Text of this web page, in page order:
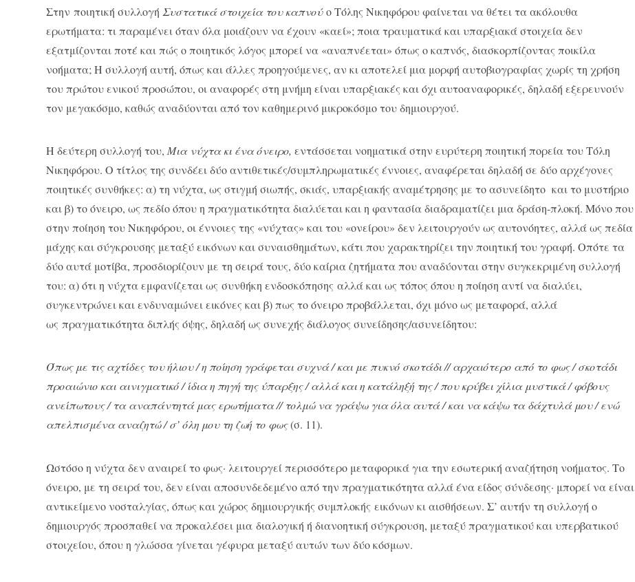
Στην ποιητική συλλογή Συστατικά στοιχεία του καπνούο Τόλης Νικηφόρου φαίνεται να θέτει τα ακόλουθα
ερωτήματα: τι παραμένει όταν όλα μοιάζουν να έχουν «καεί»; ποια τραυματικά και υπαρξιακά στοιχεία δεν
εξατμίζονται ποτέ και πώς ο ποιητικός λόγος μπορεί να «αναπνέεται» όπως ο καπνός, διασκορπίζοντας ποικίλα
νοήματα; Η συλλογή αυτή, όπως και άλλες προηγούμενες, αν κι αποτελεί μια μορφή αυτοβιογραφίας χωρίς τη χρήση
του πρώτου ενικού προσώπου, οι αναφορές στη μνήμη είναι υπαρξιακές και όχι αυτοαναφορικές, δηλαδή εξερευνούν
τον μεγακόσμο, καθώς αναδύονται από τον καθημερινό μικροκόσμο του δημιουργού.
Η δεύτερη συλλογή του, Μια νύχτα κι ένα όνειρο, εντάσσεται νοηματικά στην ευρύτερη ποιητική πορεία του Τόλη
Νικηφόρου. Ο τίτλος της συνδέει δύο αντιθετικές/συμπληρωματικές έννοιες, αναφέρεται δηλαδή σε δύο αρχέγονες
ποιητικές συνθήκες: α) τη νύχτα, ως στιγμή σιωπής, σκιάς, υπαρξιακής αναμέτρησης με το ασυνείδητο και το μυστήριο
και β) το όνειρο, ως πεδίο όπου η πραγματικότητα διαλύεται και η φαντασία διαδραματίζει μια δράση-πλοκή. Μόνο που
στην ποίηση του Νικηφόρου, οι έννοιες της «νύχτας» και του «ονείρου» δεν λειτουργούν ως αυτονόητες, αλλά ως πεδία
μάχης και σύγκρουσης μεταξύ εικόνων και συναισθημάτων, κάτι που χαρακτηρίζει την ποιητική του γραφή. Οπότε τα
δύο αυτά μοτίβα, προσδιορίζουν με τη σειρά τους, δύο καίρια ζητήματα που αναδύονται στην συγκεκριμένη συλλογή
του: α) ότι η νύχτα εμφανίζεται ως συνθήκη ενδοσκόπησης αλλά και ως τόπος όπου η ποίηση αντί να διαλύει,
συγκεντρώνει και ενδυναμώνει εικόνες και β) πως το όνειρο προβάλλεται, όχι μόνο ως μεταφορά, αλλά
ως πραγματικότητα διπλής όψης, δηλαδή ως συνεχής διάλογος συνείδησης/ασυνείδητου:
Όπως με τις αχτίδες του ήλιου / η ποίηση γράφεται συχνά / και με πυκνό σκοτάδι // αρχαιότερο από το φως / σκοτάδι
προαιώνιο και αινιγματικό / ίδια η πηγή της ύπαρξης / αλλά και η κατάληξή της / που κρύβει χίλια μυστικά / φόβους
ανείπωτους / τα αναπάντητά μας ερωτήματα // τολμώ να γράψω για όλα αυτά / και να κάψω τα δάχτυλά μου / ενώ
απελπισμένα αναζητώ / σ’ όλη μου τη ζωή το φως(σ. 11).
Ωστόσο η νύχτα δεν αναιρεί το φως· λειτουργεί περισσότερο μεταφορικά για την εσωτερική αναζήτηση νοήματος. Το
όνειρο, με τη σειρά του, δεν είναι αποσυνδεδεμένο από την πραγματικότητα αλλά ένα είδος σύνδεσης· μπορεί να είναι
αντικείμενο νοσταλγίας, όπως και χώρος δημιουργικής συμπλοκής εικόνων κι αισθήσεων. Σ’ αυτήν τη συλλογή ο
δημιουργός προσπαθεί να προκαλέσει μια διαλογική ή διανοητική σύγκρουση, μεταξύ πραγματικού και υπερβατικού
στοιχείου, όπου η γλώσσα γίνεται γέφυρα μεταξύ αυτών των δύο κόσμων.